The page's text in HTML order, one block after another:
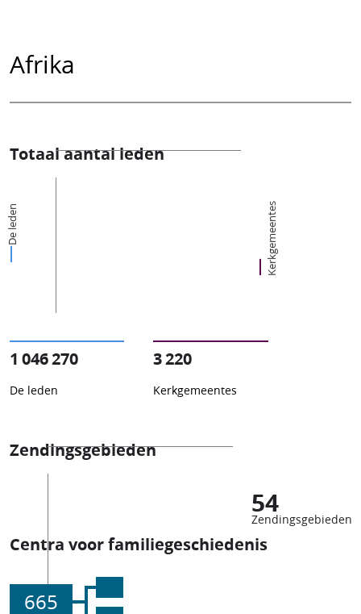
Afrika
Totaal aantal leden
De leden Kerkgemeentes
1 046 270
De leden
3 220
Kerkgemeentes
Zendingsgebieden
54
Zendingsgebieden
Centra voor familiegeschiedenis
665